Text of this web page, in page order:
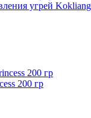
угрей
200 гр